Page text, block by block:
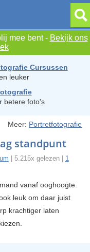
mee bent - Bekijk ons
Cursussen
leuker
betere foto's
Meer: Portretfotografie
standpunt
| 5.215x gelezen | 1
vanaf ooghoogte.
leuk om daar juist
krachtiger laten